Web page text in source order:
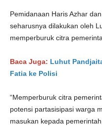
Pemidanaan Haris Azhar
seharusnya dilakukan oleh
memperburuk citra
Baca Juga: Luhut
Fatia ke Polisi
“Memperburuk citra
potensi partasisipasi warga
masukan kepada